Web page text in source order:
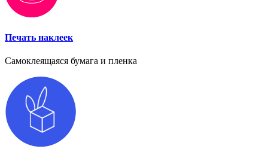
Печать наклеек
Самоклеящаяся бумага и пленка